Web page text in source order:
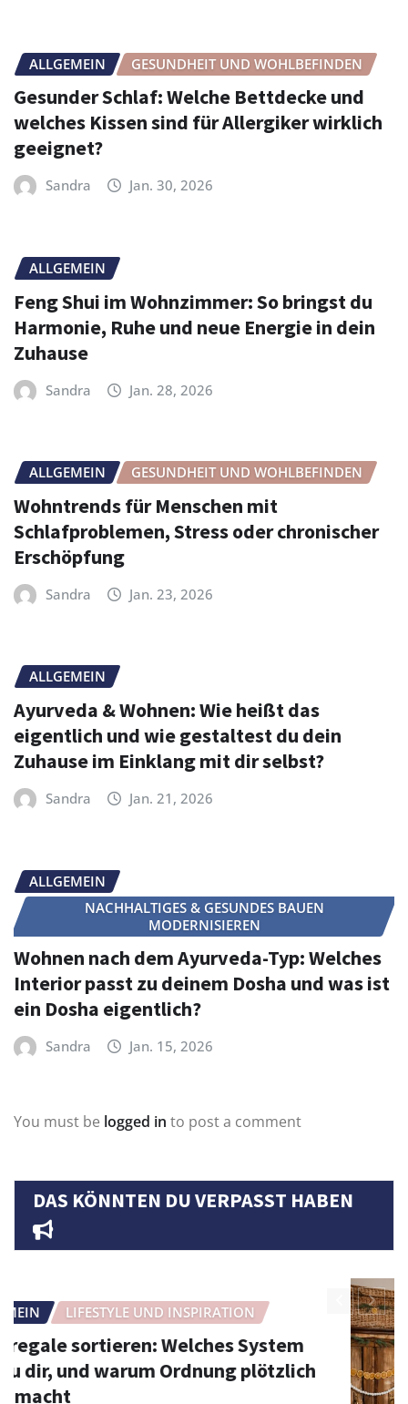
ALLGEMEIN GESUNDHEIT UND WOHLBEFINDEN
Gesunder Schlaf: Welche Bettdecke und
welches Kissen sind für Allergiker wirklich
geeignet?
Sandra Jan. 30, 2026
ALLGEMEIN
Feng Shui im Wohnzimmer: So bringst du
Harmonie, Ruhe und neue Energie in dein
Zuhause
Sandra Jan. 28, 2026
ALLGEMEIN GESUNDHEIT UND WOHLBEFINDEN
Wohntrends für Menschen mit
Schlafproblemen, Stress oder chronischer
Erschöpfung
Sandra Jan. 23, 2026
ALLGEMEIN
Ayurveda & Wohnen: Wie heißt das
eigentlich und wie gestaltest du dein
Zuhause im Einklang mit dir selbst?
Sandra Jan. 21, 2026
ALLGEMEIN
NACHHALTIGES & GESUNDES BAUEN
MODERNISIEREN
Wohnen nach dem Ayurveda-Typ: Welches
Interior passt zu deinem Dosha und was ist
ein Dosha eigentlich?
Sandra Jan. 15, 2026
You must be logged in to post a comment
DAS KÖNNTEN DU VERPASST HABEN